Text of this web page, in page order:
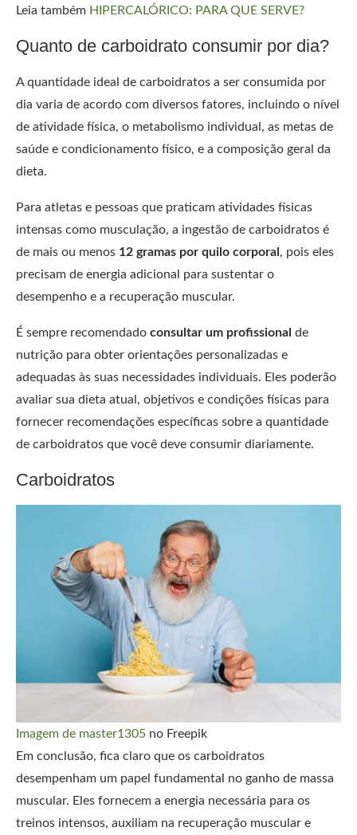
Leia também HIPERCALÓRICO: PARA QUE SERVE?
Quanto de carboidrato consumir por dia?
A quantidade ideal de carboidratos a ser consumida por
dia varia de acordo com diversos fatores, incluindo o nível
de atividade física, o metabolismo individual, as metas de
saúde e condicionamento físico, e a composição geral da
dieta.
Para atletas e pessoas que praticam atividades físicas
intensas como musculação, a ingestão de carboidratos é
de mais ou menos 12 gramas por quilo corporal , pois eles
precisam de energia adicional para sustentar o
desempenho e a recuperação muscular.
É sempre recomendado consultar um profissional de
nutrição para obter orientações personalizadas e
adequadas às suas necessidades individuais. Eles poderão
avaliar sua dieta atual, objetivos e condições físicas para
fornecer recomendações específicas sobre a quantidade
de carboidratos que você deve consumir diariamente.
Carboidratos
Imagem de master1305 no Freepik
Em conclusão, fica claro que os carboidratos
desempenham um papel fundamental no ganho de massa
muscular. Eles fornecem a energia necessária para os
treinos intensos, auxiliam na recuperação muscular e